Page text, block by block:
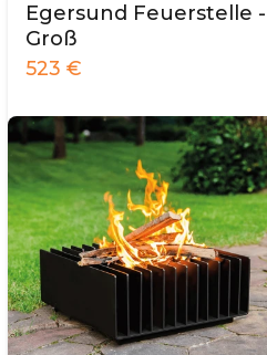
Egersund Feuerstelle -
Groß
523 €